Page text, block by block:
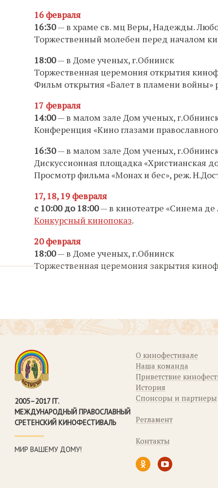
16 февраля
16:30— в храме св. мц Веры, Надежды.
Торжественный молебен перед началом
18:00— в Доме ученых, г.Обнинск
Торжественная церемония открытия
Фильм открытия «Балет в пламени войны»
17 февраля
14:00— в малом зале Дом ученых,
Конференция «Кино глазами
16:30— в малом зале Дом ученых,
Дискуссионная площадка «Христианская
Просмотр фильма «Монах и бес», реж.
17, 18, 19 февраля
с 10:00 до 18:00— в кинотеатре «Синема де
Конкурсный кинопоказ.
20 февраля
18:00— в Доме ученых, г.Обнинск
Торжественная церемония закрытия
2005–2017 ГГ.
МЕЖДУНАРОДНЫЙ ПРАВОСЛАВНЫЙ
СРЕТЕНСКИЙ КИНОФЕСТИВАЛЬ
МИР ВАШЕМУ ДОМУ!
О кинофестивале
Наша команда
Приветствие
История
Спонсоры и партнеры
Регламент
Контакты